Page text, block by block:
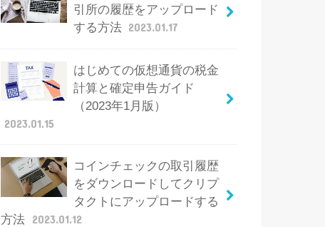
引所の履歴をアップロード
する方法 2023.01.17
はじめての仮想通貨の税金
計算と確定申告ガイド
（2023年1月版）
2023.01.15
コインチェックの取引履歴
をダウンロードしてクリプ
タクトにアップロードする
方法
2023.01.12